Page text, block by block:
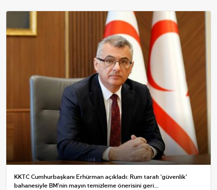
KKTC Cumhurbaşkanı Erhürman açıkladı: Rum tarafı 'güvenlik'
bahanesiyle BM'nin mayın temizleme önerisini geri...